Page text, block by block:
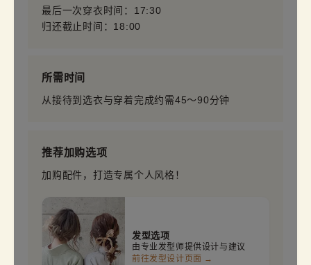
最后一次穿衣时间：17:30
归还截止时间：18:00
所需时间
从接待到选衣与穿着完成约需45～90分钟
推荐加购选项
加购配件，打造专属个人风格！
发型选项
由专业发型师提供设计与建议
前往发型设计页面 →